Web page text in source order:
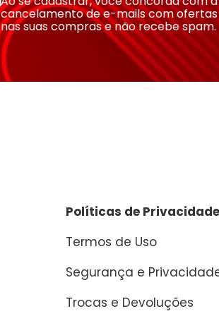
cancelamento de e-mails com
nas suas compras e não recebe spam.
Políticas de Privacidade
Termos de Uso
Segurança e
Trocas e Devoluções